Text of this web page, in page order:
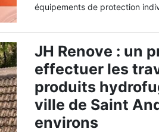
équipements de protection
JH Renove : un
effectuer les
produits
ville de Saint
environs